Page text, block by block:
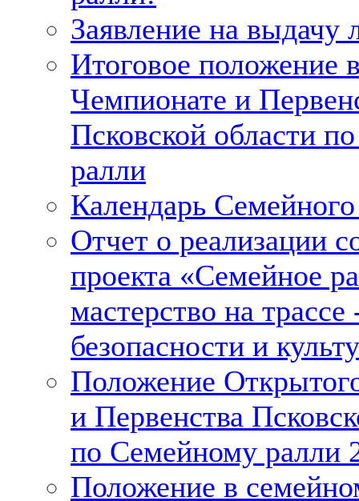
Заявление на выдачу
Итоговое положение
Чемпионате и
Псковской области
ралли
Календарь
Отчет о реализации
проекта «Семейное
мастерство на трассе
безопасности и
Положение
и Первенства
по Семейному ралли
Положение в